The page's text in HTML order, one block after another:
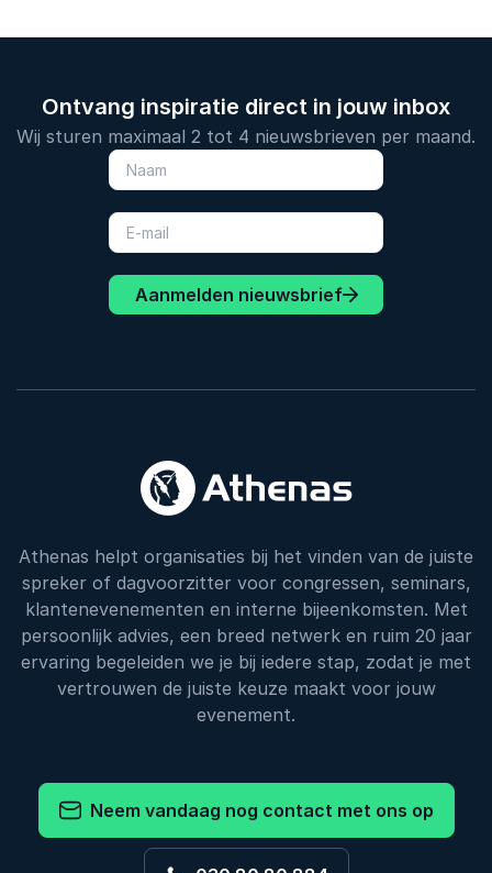
Ontvang inspiratie direct in jouw inbox
Wij sturen maximaal 2 tot 4 nieuwsbrieven per maand.
Aanmelden nieuwsbrief
Athenas helpt organisaties bij het vinden van de juiste
spreker of dagvoorzitter voor congressen, seminars,
klantenevenementen en interne bijeenkomsten. Met
persoonlijk advies, een breed netwerk en ruim 20 jaar
ervaring begeleiden we je bij iedere stap, zodat je met
vertrouwen de juiste keuze maakt voor jouw
evenement.
Neem vandaag nog contact met ons op